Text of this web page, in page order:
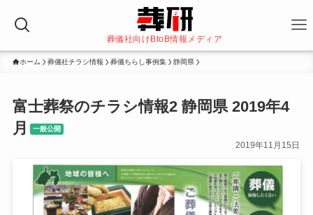
葬儀社向けBtoB情報メディア
ホーム 葬儀社チラシ情報 葬儀ちらし事例集 静岡県
富士葬祭のチラシ情報2 静岡県 2019年4
月
一般公開
2019年11月15日